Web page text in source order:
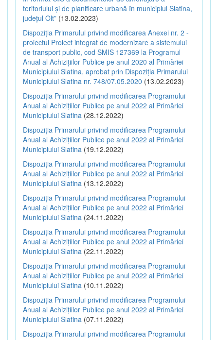
teritoriului și de planificare urbană în municipiul Slatina,
județul Olt” (13.02.2023)
Dispoziția Primarului privind modificarea Anexei nr. 2 -
proiectul Proiect integrat de modernizare a sistemului
de transport public, cod SMIS 127369 la Programul
Anual al Achizițiilor Publice pe anul 2020 al Primăriei
Municipiului Slatina, aprobat prin Dispoziția Primarului
Municipiului Slatina nr. 748/07.05.2020 (13.02.2023)
Dispoziția Primarului privind modificarea Programului
Anual al Achizițiilor Publice pe anul 2022 al Primăriei
Municipiului Slatina (28.12.2022)
Dispoziția Primarului privind modificarea Programului
Anual al Achizițiilor Publice pe anul 2022 al Primăriei
Municipiului Slatina (19.12.2022)
Dispoziția Primarului privind modificarea Programului
Anual al Achizițiilor Publice pe anul 2022 al Primăriei
Municipiului Slatina (13.12.2022)
Dispoziția Primarului privind modificarea Programului
Anual al Achizițiilor Publice pe anul 2022 al Primăriei
Municipiului Slatina (24.11.2022)
Dispoziția Primarului privind modificarea Programului
Anual al Achizițiilor Publice pe anul 2022 al Primăriei
Municipiului Slatina (22.11.2022)
Dispoziția Primarului privind modificarea Programului
Anual al Achizițiilor Publice pe anul 2022 al Primăriei
Municipiului Slatina (10.11.2022)
Dispoziția Primarului privind modificarea Programului
Anual al Achizițiilor Publice pe anul 2022 al Primăriei
Municipiului Slatina (07.11.2022)
Dispoziția Primarului privind modificarea Programului